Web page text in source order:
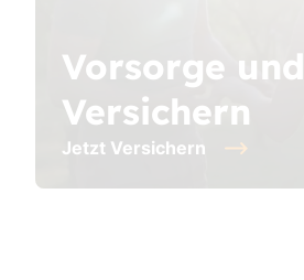
Vorsorge und
Versichern
Jetzt Versichern